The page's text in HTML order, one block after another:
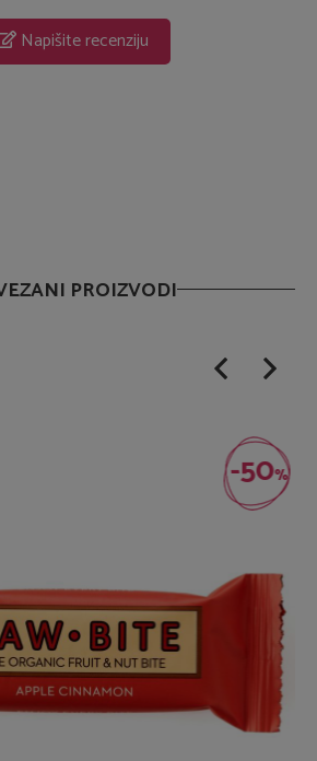
Napišite recenziju
PROIZVODI
-50%